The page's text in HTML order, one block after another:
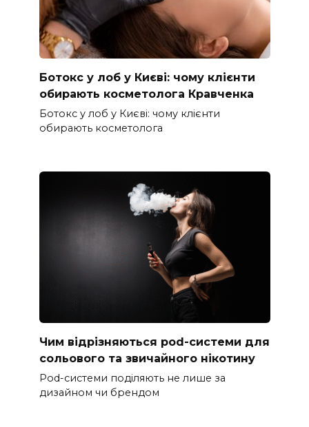
Ботокс у лоб у Києві: чому клієнти
обирають косметолога Кравченка
Ботокс у лоб у Києві: чому клієнти
обирають косметолога
Чим відрізняються pod-системи для
сольового та звичайного нікотину
Pod-системи поділяють не лише за
дизайном чи брендом